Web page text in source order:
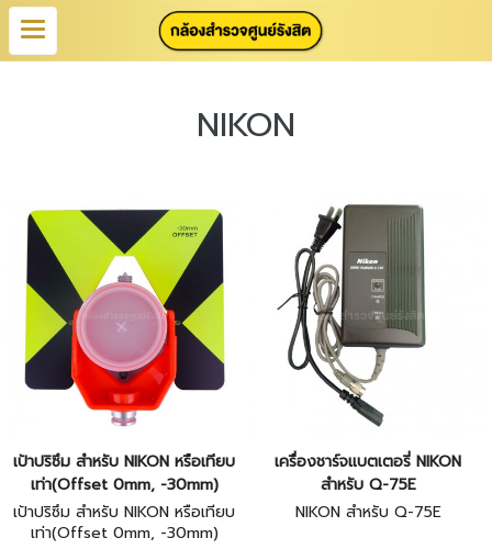
NIKON
เป้าปริซึม สำหรับ NIKON หรือเทียบ
เท่า(Offset 0mm, -30mm)
เป้าปริซึม สำหรับ NIKON หรือเทียบ
เท่า(Offset 0mm, -30mm)
เครื่องชาร์จแบตเตอรี่ NIKON
สำหรับ Q-75E
NIKON สำหรับ Q-75E